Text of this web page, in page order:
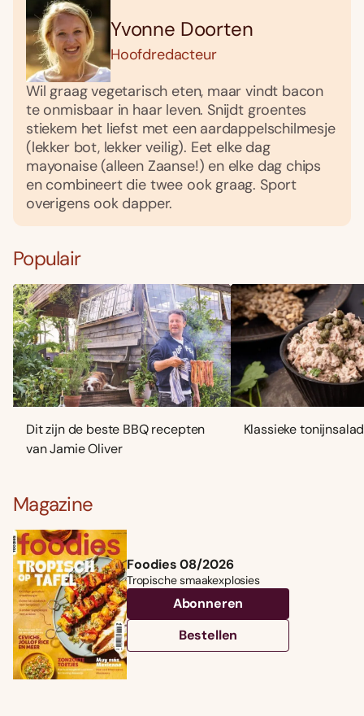
Yvonne Doorten
Hoofdredacteur
Wil graag vegetarisch eten, maar vindt bacon
te onmisbaar in haar leven. Snijdt groentes
stiekem het liefst met een aardappelschilmesje
(lekker bot, lekker veilig). Eet elke dag
mayonaise (alleen Zaanse!) en elke dag chips
en combineert die twee ook graag. Sport
overigens ook dapper.
Populair
Dit zijn de beste BBQ recepten
van Jamie Oliver
Klassieke
Magazine
Foodies 08/2026
Tropische smaakexplosies
Abonneren
Bestellen